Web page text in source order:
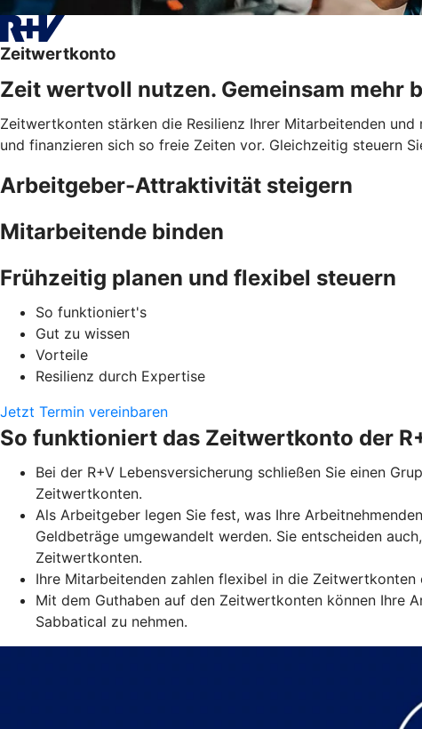
Zeitwertkonto
Zeit wertvoll nutzen. Gemeinsam mehr
Zeitwertkonten stärken die Resilienz Ihrer Mitarbeitenden
und finanzieren sich so freie Zeiten vor. Gleichzeitig steuern
Arbeitgeber-Attraktivität steigern
Mitarbeitende binden
Frühzeitig planen und flexibel steuern
So funktioniert's
Gut zu wissen
Vorteile
Resilienz durch Expertise
Jetzt Termin vereinbaren
So funktioniert das Zeitwertkonto der
Bei der R+V Lebensversicherung schließen Sie einen
Zeitwertkonten.
Als Arbeitgeber legen Sie fest, was Ihre
Geldbeträge umgewandelt werden. Sie entscheiden
Zeitwertkonten.
Ihre Mitarbeitenden zahlen flexibel in die
Mit dem Guthaben auf den Zeitwertkonten können Ihre
Sabbatical zu nehmen.